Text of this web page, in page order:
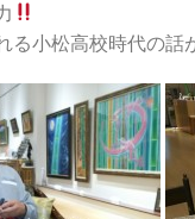
る小松高校時代の話